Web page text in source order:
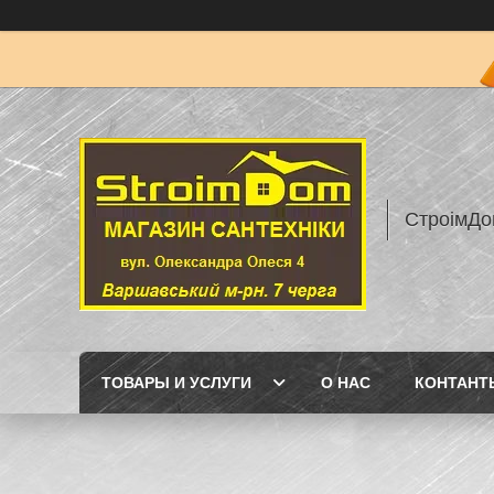
ТОВАРЫ И УСЛУГИ О НАС